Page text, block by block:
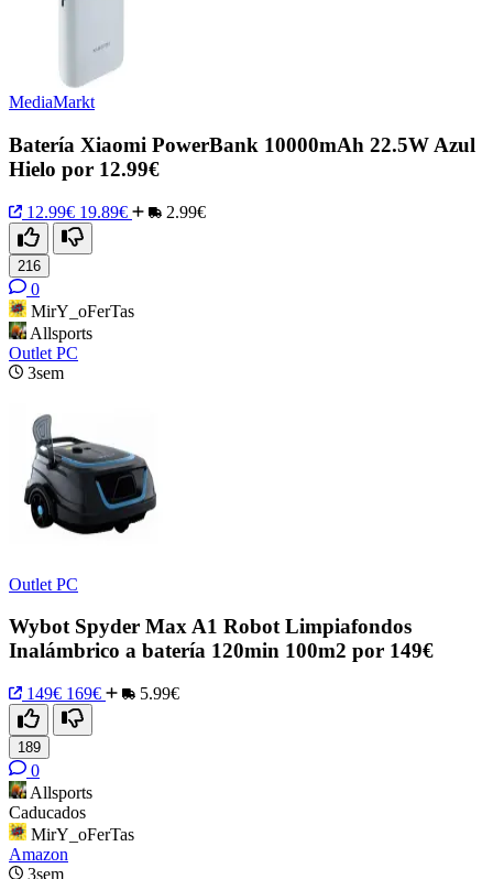
MediaMarkt
Batería Xiaomi PowerBank 10000mAh 22.5W Azul
Hielo por 12.99€
12.99€ 19.89€ 2.99€
216
0
MirY_oFerTas
Allsports
Outlet PC
3sem
Outlet PC
Wybot Spyder Max A1 Robot Limpiafondos
Inalámbrico a batería 120min 100m2 por 149€
149€ 169€ 5.99€
189
0
Allsports
Caducados
MirY_oFerTas
Amazon
3sem